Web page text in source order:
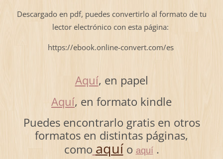
Descargado en pdf, puedes convertirlo al formato de tu
lector electrónico con esta página:
https://ebook.online-convert.com/es
Aquí, en papel
Aquí, en formato kindle
Puedes encontrarlo gratis en otros
formatos en distintas páginas,
como aquío aquí.